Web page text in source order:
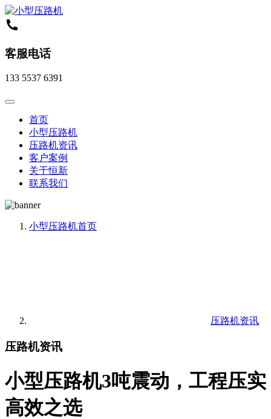
客服电话
133 5537 6391
首页
小型压路机
压路机资讯
客户案例
关于恒新
联系我们
小型压路机首页
压路机资讯
压路机资讯
小型压路机3吨震动，工程压实
高效之选